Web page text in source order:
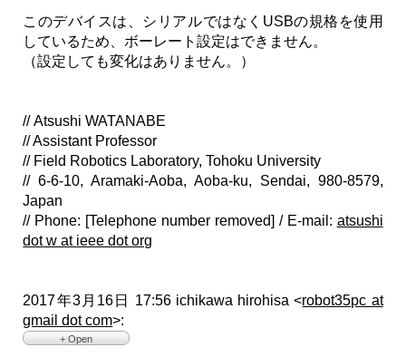
このデバイスは、シリアルではなくUSBの規格を使用
しているため、ボーレート設定はできません。
（設定しても変化はありません。）
// Atsushi WATANABE
// Assistant Professor
// Field Robotics Laboratory, Tohoku University
// 6-6-10, Aramaki-Aoba, Aoba-ku, Sendai, 980-8579,
Japan
// Phone: [Telephone number removed] / E-mail: atsushi
dot w at ieee dot org
2017年3月16日 17:56 ichikawa hirohisa <robot35pc at
gmail dot com>:
+ Open